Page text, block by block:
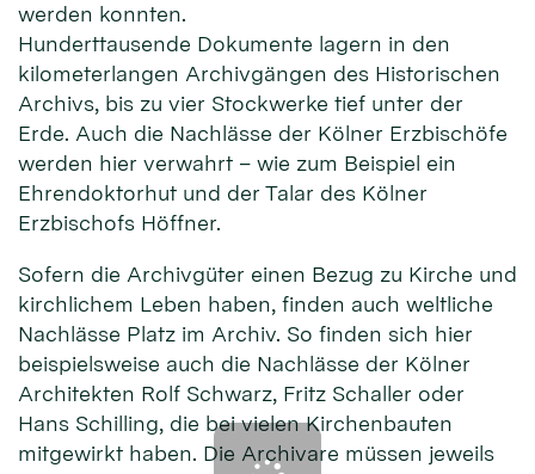
werden konnten.
Hunderttausende Dokumente lagern in den
kilometerlangen Archivgängen des Historischen
Archivs, bis zu vier Stockwerke tief unter der
Erde. Auch die Nachlässe der Kölner Erzbischöfe
werden hier verwahrt – wie zum Beispiel ein
Ehrendoktorhut und der Talar des Kölner
Erzbischofs Höffner.
Sofern die Archivgüter einen Bezug zu Kirche und
kirchlichem Leben haben, finden auch weltliche
Nachlässe Platz im Archiv. So finden sich hier
beispielsweise auch die Nachlässe der Kölner
Architekten Rolf Schwarz, Fritz Schaller oder
Hans Schilling, die bei vielen Kirchenbauten
mitgewirkt haben. Die Archivare müssen jeweils